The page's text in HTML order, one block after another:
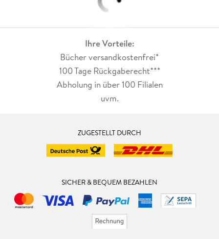
Ihre Vorteile:
Bücher versandkostenfrei*
100 Tage Rückgaberecht***
Abholung in über 100 Filialen
uvm.
ZUGESTELLT DURCH
SICHER & BEQUEM BEZAHLEN